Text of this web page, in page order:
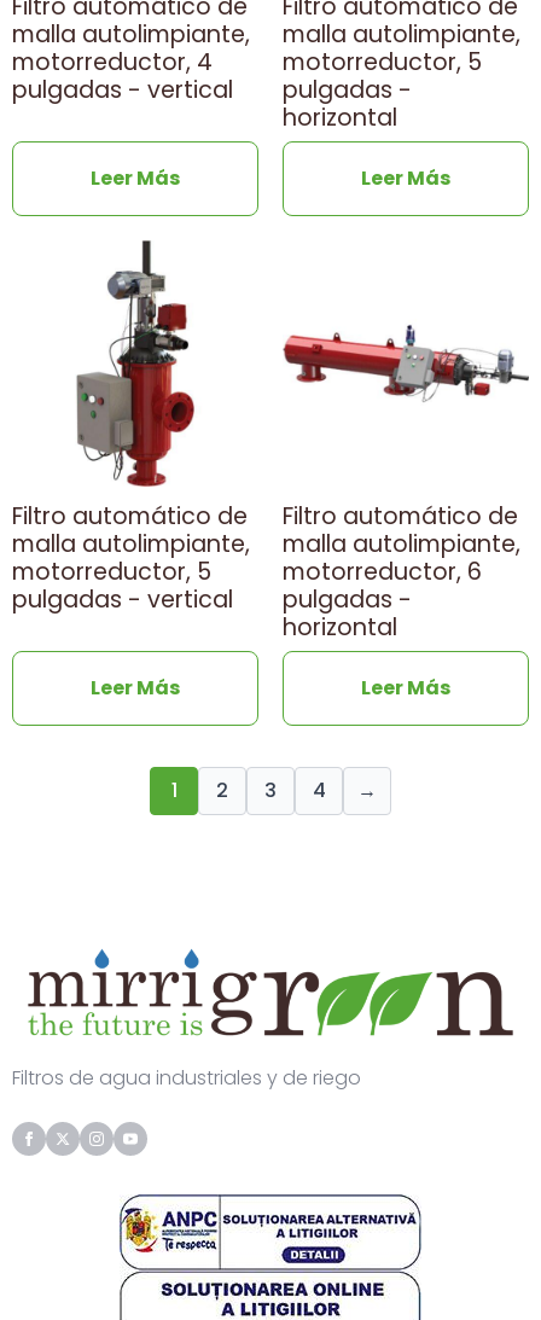
malla autolimpiante,
motorreductor, 4
pulgadas - vertical
Leer Más
malla autolimpiante,
motorreductor, 5
pulgadas -
horizontal
Leer Más
Filtro automático de
malla autolimpiante,
motorreductor, 5
pulgadas - vertical
Leer Más
Filtro automático de
malla autolimpiante,
motorreductor, 6
pulgadas -
horizontal
Leer Más
1 2 3 4 →
Filtros de agua industriales y de riego